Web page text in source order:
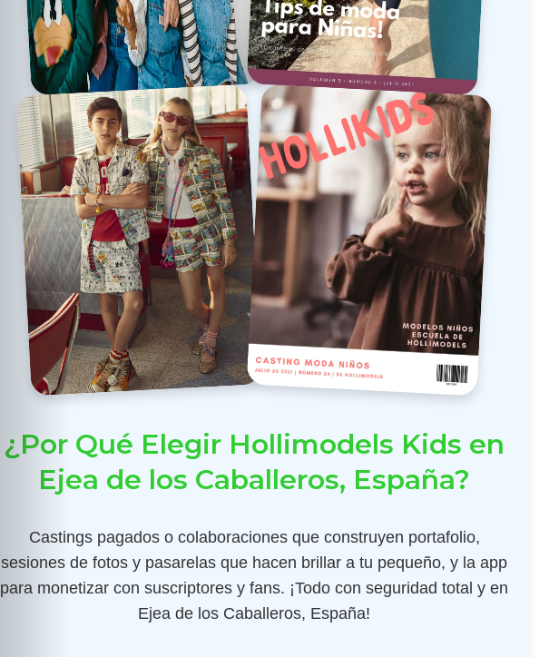
¿Por Qué Elegir Hollimodels Kids en
Ejea de los Caballeros, España?
Castings pagados o colaboraciones que construyen portafolio,
sesiones de fotos y pasarelas que hacen brillar a tu pequeño, y la app
para monetizar con suscriptores y fans. ¡Todo con seguridad total y en
Ejea de los Caballeros, España!